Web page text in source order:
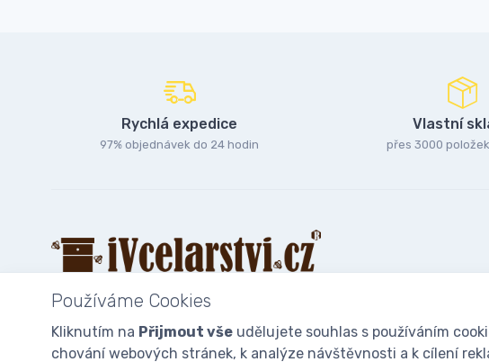
Rychlá expedice
97% objednávek do 24 hodin
Vlastní
přes 3000
Používáme Cookies
Kliknutím na Přijmout vše udělujete souhlas s používáním
chování webových stránek, k analýze návštěvnosti a k cílení